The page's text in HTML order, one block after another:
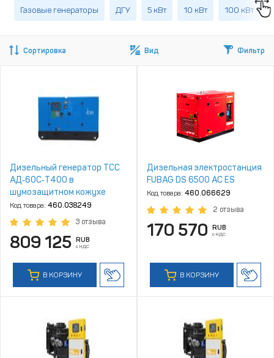
Газовые генераторы ДГУ 5 кВт 10 кВт 100 кВт
Сортировка Вид Фильтр
Дизельный генератор ТСС
АД‑60С‑Т400 в
шумозащитном кожухе
Код товара: 460.038249
3 отзыва
809 125 RUB
с НДС
В КОРЗИНУ
Дизельная электростанция
FUBAG DS 6500 AC ES
Код товара: 460.066629
2 отзыва
170 570 RUB
с НДС
В КОРЗИНУ